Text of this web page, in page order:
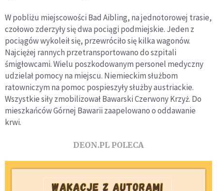
W pobliżu miejscowości Bad Aibling, na jednotorowej trasie,
czołowo zderzyły się dwa pociągi podmiejskie. Jeden z
pociągów wykoleił się, przewróciło się kilka wagonów.
Najciężej rannych przetransportowano do szpitali
śmigłowcami. Wielu poszkodowanym personel medyczny
udzielał pomocy na miejscu. Niemieckim służbom
ratowniczym na pomoc pospieszyły służby austriackie.
Wszystkie siły zmobilizował Bawarski Czerwony Krzyż. Do
mieszkańców Górnej Bawarii zaapelowano o oddawanie
krwi.
DEON.PL POLECA